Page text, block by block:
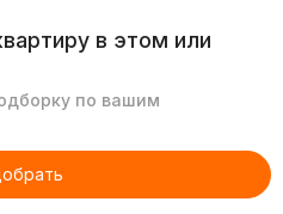
в этом или
по вашим